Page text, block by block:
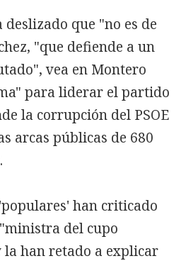
deslizado que "no es de
"que defiende a un
vea en Montero
para liderar el partido
la corrupción del PSOE
arcas públicas de 680
han criticado
del cupo
han retado a explicar